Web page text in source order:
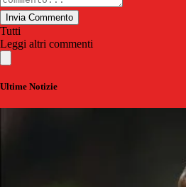
Invia Commento
Tutti
Leggi altri commenti
Ultime Notizie